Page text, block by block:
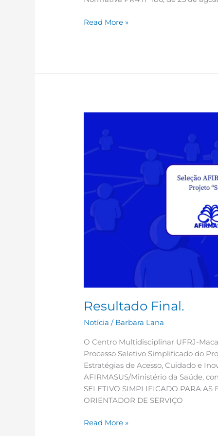
Read More »
Resultado Final.
Notícia / Barbara Lana
O Centro Multidisciplinar UFRJ-
Processo Seletivo Simplificado do
Estratégias de Acesso, Cuidado e
AFIRMASUS/Ministério da Saúde,
SELETIVO SIMPLIFICADO PARA AS
ORIENTADOR DE SERVIÇO
Final.
Read More »